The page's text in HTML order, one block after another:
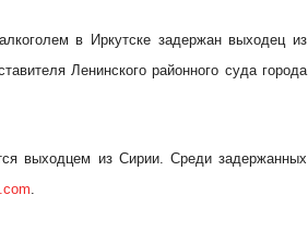
в Иркутске задержан выходец из
Ленинского районного суда города
выходцем из Сирии. Среди задержанных
.